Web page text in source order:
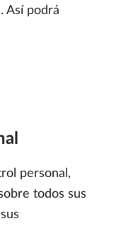
Así podrá
personal,
todos sus